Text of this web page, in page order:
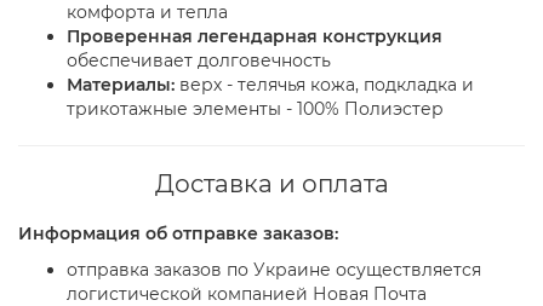
комфорта и тепла
Проверенная легендарная конструкция
обеспечивает долговечность
Материалы: верх - телячья кожа, подкладка и
трикотажные элементы - 100% Полиэстер
Доставка и оплата
Информация об отправке заказов:
отправка заказов по Украине осуществляется
логистической компанией Новая Почта